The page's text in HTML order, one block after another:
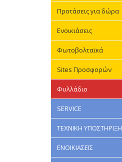
Προτάσεις για δώρα
Ενοικιάσεις
Φωτοβολταϊκά
Sites Προσφορών
Φυλλάδιο
SERVICE
ΤΕΧΝΙΚΗ ΥΠΟΣΤΗΡΙΞΗ
ΕΝΟΙΚΙΑΣΕΙΣ